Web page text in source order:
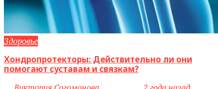
Здоровье
Хондропротекторы: Действительно ли они
помогают суставам и связкам?